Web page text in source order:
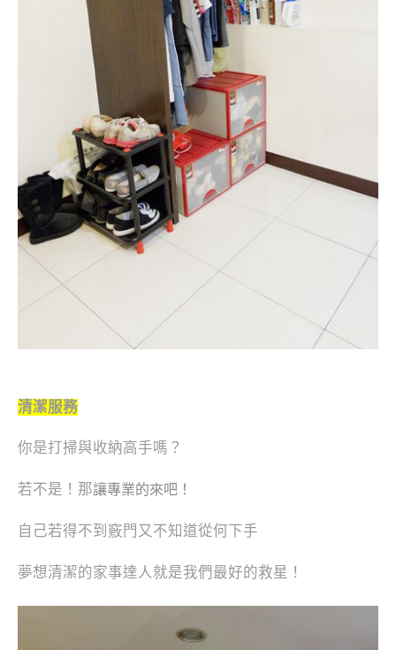
清潔服務
你是打掃與收納高手嗎？
若不是！那讓專業的來吧！
自己若得不到竅門又不知道從何下手
夢想清潔的家事達人就是我們最好的救星！